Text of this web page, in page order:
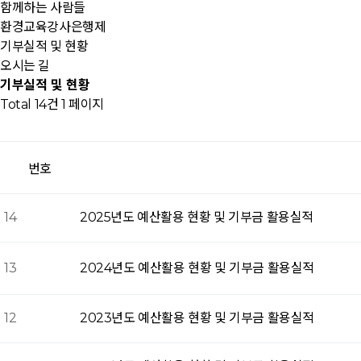
함께하는 사람들
환경교육강사은행제
기부실적 및 현황
오시는 길
기부실적 및 현황
Total 14건 1 페이지
번호
14 2025년도 예산활용 현황 및 기부금 활용실적
13 2024년도 예산활용 현황 및 기부금 활용실적
12 2023년도 예산활용 현황 및 기부금 활용실적